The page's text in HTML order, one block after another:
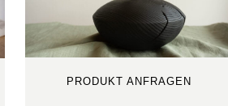
PRODUKT ANFRAGEN